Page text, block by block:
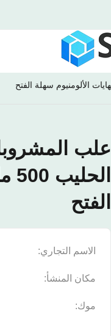
علب
الفتح
الاسم التجاري:
مكان المنشأ:
موك: